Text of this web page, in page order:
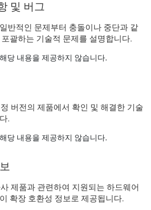
및 버그
반적인 문제부터 충돌이나 중단과 같
괄하는 기술적 문제를 설명합니다.
당 내용을 제공하지 않습니다.
버전의 제품에서 확인 및 해결한 기술
.
당 내용을 제공하지 않습니다.
제품과 관련하여 지원되는 하드웨어
확장 호환성 정보로 제공됩니다.